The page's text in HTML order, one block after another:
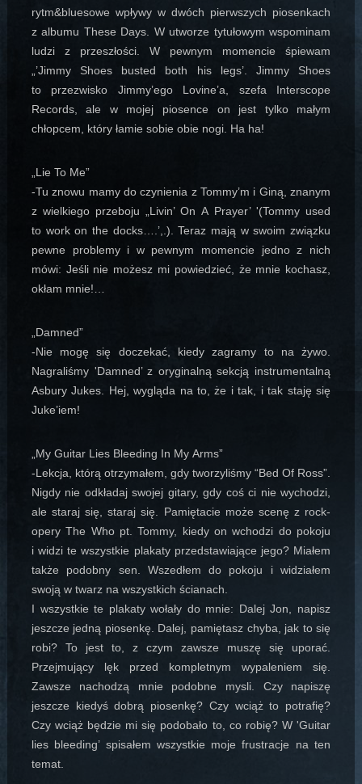
rytm&bluesowe wpływy w dwóch pierwszych piosenkach
z albumu These Days. W utworze tytułowym wspominam
ludzi z przeszłości. W pewnym momencie śpiewam
„’Jimmy Shoes busted both his legs’. Jimmy Shoes
to przezwisko Jimmy’ego Lovine’a, szefa Interscope
Records, ale w mojej piosence on jest tylko małym
chłopcem, który łamie sobie obie nogi. Ha ha!
„Lie To Me”
-Tu znowu mamy do czynienia z Tommy’m i Giną, znanym
z wielkiego przeboju „Livin’ On A Prayer’ '(Tommy used
to work on the docks….’,.). Teraz mają w swoim związku
pewne problemy i w pewnym momencie jedno z nich
mówi: Jeśli nie możesz mi powiedzieć, że mnie kochasz,
okłam mnie!…
„Damned”
-Nie mogę się doczekać, kiedy zagramy to na żywo.
Nagraliśmy 'Damned’ z oryginalną sekcją instrumentalną
Asbury Jukes. Hej, wygląda na to, że i tak, i tak staję się
Juke’iem!
„My Guitar Lies Bleeding In My Arms”
-Lekcja, którą otrzymałem, gdy tworzyliśmy “Bed Of Ross”.
Nigdy nie odkładaj swojej gitary, gdy coś ci nie wychodzi,
ale staraj się, staraj się. Pamiętacie może scenę z rock-
opery The Who pt. Tommy, kiedy on wchodzi do pokoju
i widzi te wszystkie plakaty przedstawiające jego? Miałem
także podobny sen. Wszedłem do pokoju i widziałem
swoją w twarz na wszystkich ścianach.
I wszystkie te plakaty wołały do mnie: Dalej Jon, napisz
jeszcze jedną piosenkę. Dalej, pamiętasz chyba, jak to się
robi? To jest to, z czym zawsze muszę się uporać.
Przejmujący lęk przed kompletnym wypaleniem się.
Zawsze nachodzą mnie podobne mysli. Czy napiszę
jeszcze kiedyś dobrą piosenkę? Czy wciąż to potrafię?
Czy wciąż będzie mi się podobało to, co robię? W 'Guitar
lies bleeding’ spisałem wszystkie moje frustracje na ten
temat.